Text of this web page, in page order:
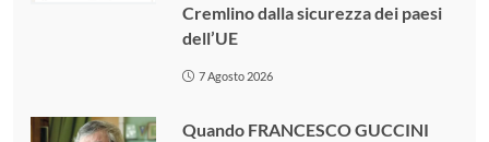
Cremlino dalla sicurezza dei paesi
dell’UE
7 Agosto 2026
Quando FRANCESCO GUCCINI